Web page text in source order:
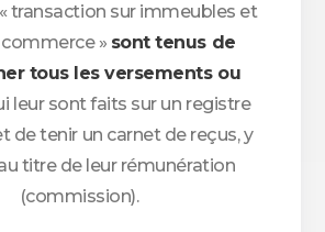
transaction sur immeubles et
» sont tenus de
tous les versements ou
leur sont faits sur un registre
de tenir un carnet de reçus, y
titre de leur rémunération
(commission).